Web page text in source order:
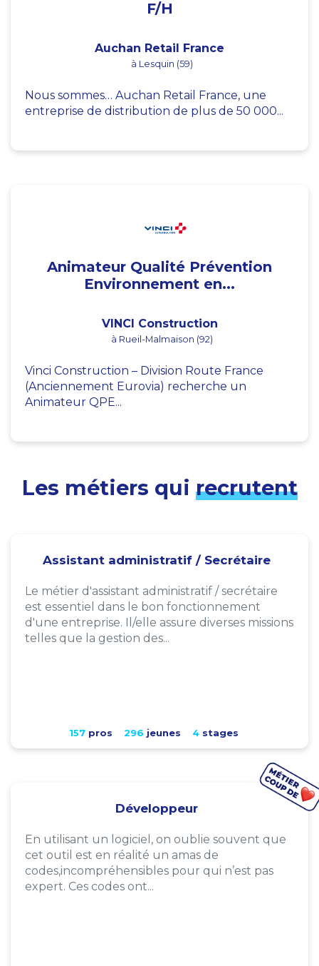
F/H
Auchan Retail France
à Lesquin (59)
Nous sommes… Auchan Retail France, une
entreprise de distribution de plus de 50 000...
Animateur Qualité Prévention
Environnement en...
VINCI Construction
à Rueil-Malmaison (92)
Vinci Construction – Division Route France
(Anciennement Eurovia) recherche un
Animateur QPE...
Les métiers qui recrutent
Assistant administratif / Secrétaire
Le métier d'assistant administratif / secrétaire
est essentiel dans le bon fonctionnement
d'une entreprise. Il/elle assure diverses missions
telles que la gestion des...
157 pros 296 jeunes 4 stages
Développeur
En utilisant un logiciel, on oublie souvent que
cet outil est en réalité un amas de
codes,incompréhensibles pour qui n’est pas
expert. Ces codes ont...